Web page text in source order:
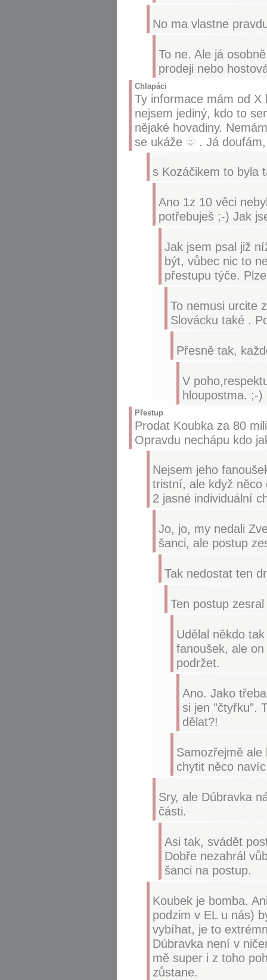
No ma vlastne
To ne. Ale já
prodeji nebo
Chlapáci
Ty informace mám od X
nejsem jediný, kdo to
nějaké hovadiny.
se ukáže
. Já doufám,
s Kozáčikem to byla
Ano 1z 10 vêci
potřebuješ ;-) Jak
Jak jsem psal již
být, vůbec nic to
přestupu týče.
To nemusi urcite
Slovácku také .
Přesně tak,
V
hloupostma. ;-)
Přestup
Prodat Koubka za 80
Opravdu nechápu kdo
Nejsem jeho
tristní, ale když něco
2 jasné individuální
Jo, jo, my nedali
šanci, ale postup
Tak nedostat ten
Ten postup
Udělal někdo
fanoušek, ale
podržet.
Ano. Jako
si jen ”čtyřku”.
dělat?!
Samozřejmě
chytit něco
Sry, ale Dúbravka
části.
Asi tak, svádět
Dobře nezahrál
šanci na postup.
Koubek je bomba.
podzim v EL u nás)
vybíhat, je to
Dúbravka není v
mě super i z toho
zůstane.